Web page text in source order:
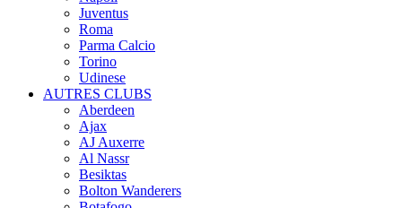
Juventus
Roma
Parma Calcio
Torino
Udinese
AUTRES CLUBS
Aberdeen
Ajax
AJ Auxerre
Al Nassr
Besiktas
Bolton Wanderers